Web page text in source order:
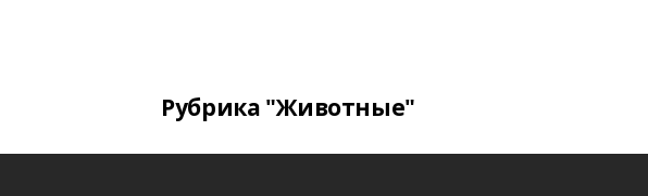
Рубрика "Животные"